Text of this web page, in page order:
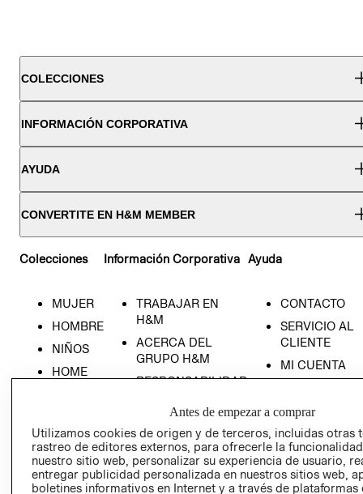
COLECCIONES
INFORMACIÓN CORPORATIVA
AYUDA
CONVERTITE EN H&M MEMBER
Colecciones
MUJER
HOMBRE
NIÑOS
HOME
Información Corporativa
TRABAJAR EN
H&M
ACERCA DEL
GRUPO H&M
RESPONSABILIDAD
PRENSA
RELACIÓN CON
INVERSIONISTAS
POLÍTICA
Ayuda
CONTACTO
SERVICIO AL
CLIENTE
MI CUENTA
- RETIRO EN
TIENDA
TÉRMINOS Y
Antes de empezar a comprar
Utilizamos cookies de origen y de terceros, incluidas otras
rastreo de editores externos, para ofrecerle la
nuestro sitio web, personalizar su experiencia de usuario,
entregar publicidad personalizada en nuestros sitios web,
boletines informativos en Internet y a través de plataformas